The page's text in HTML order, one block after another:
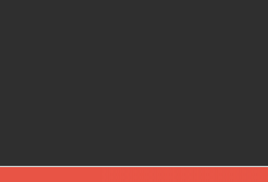
Post navigation